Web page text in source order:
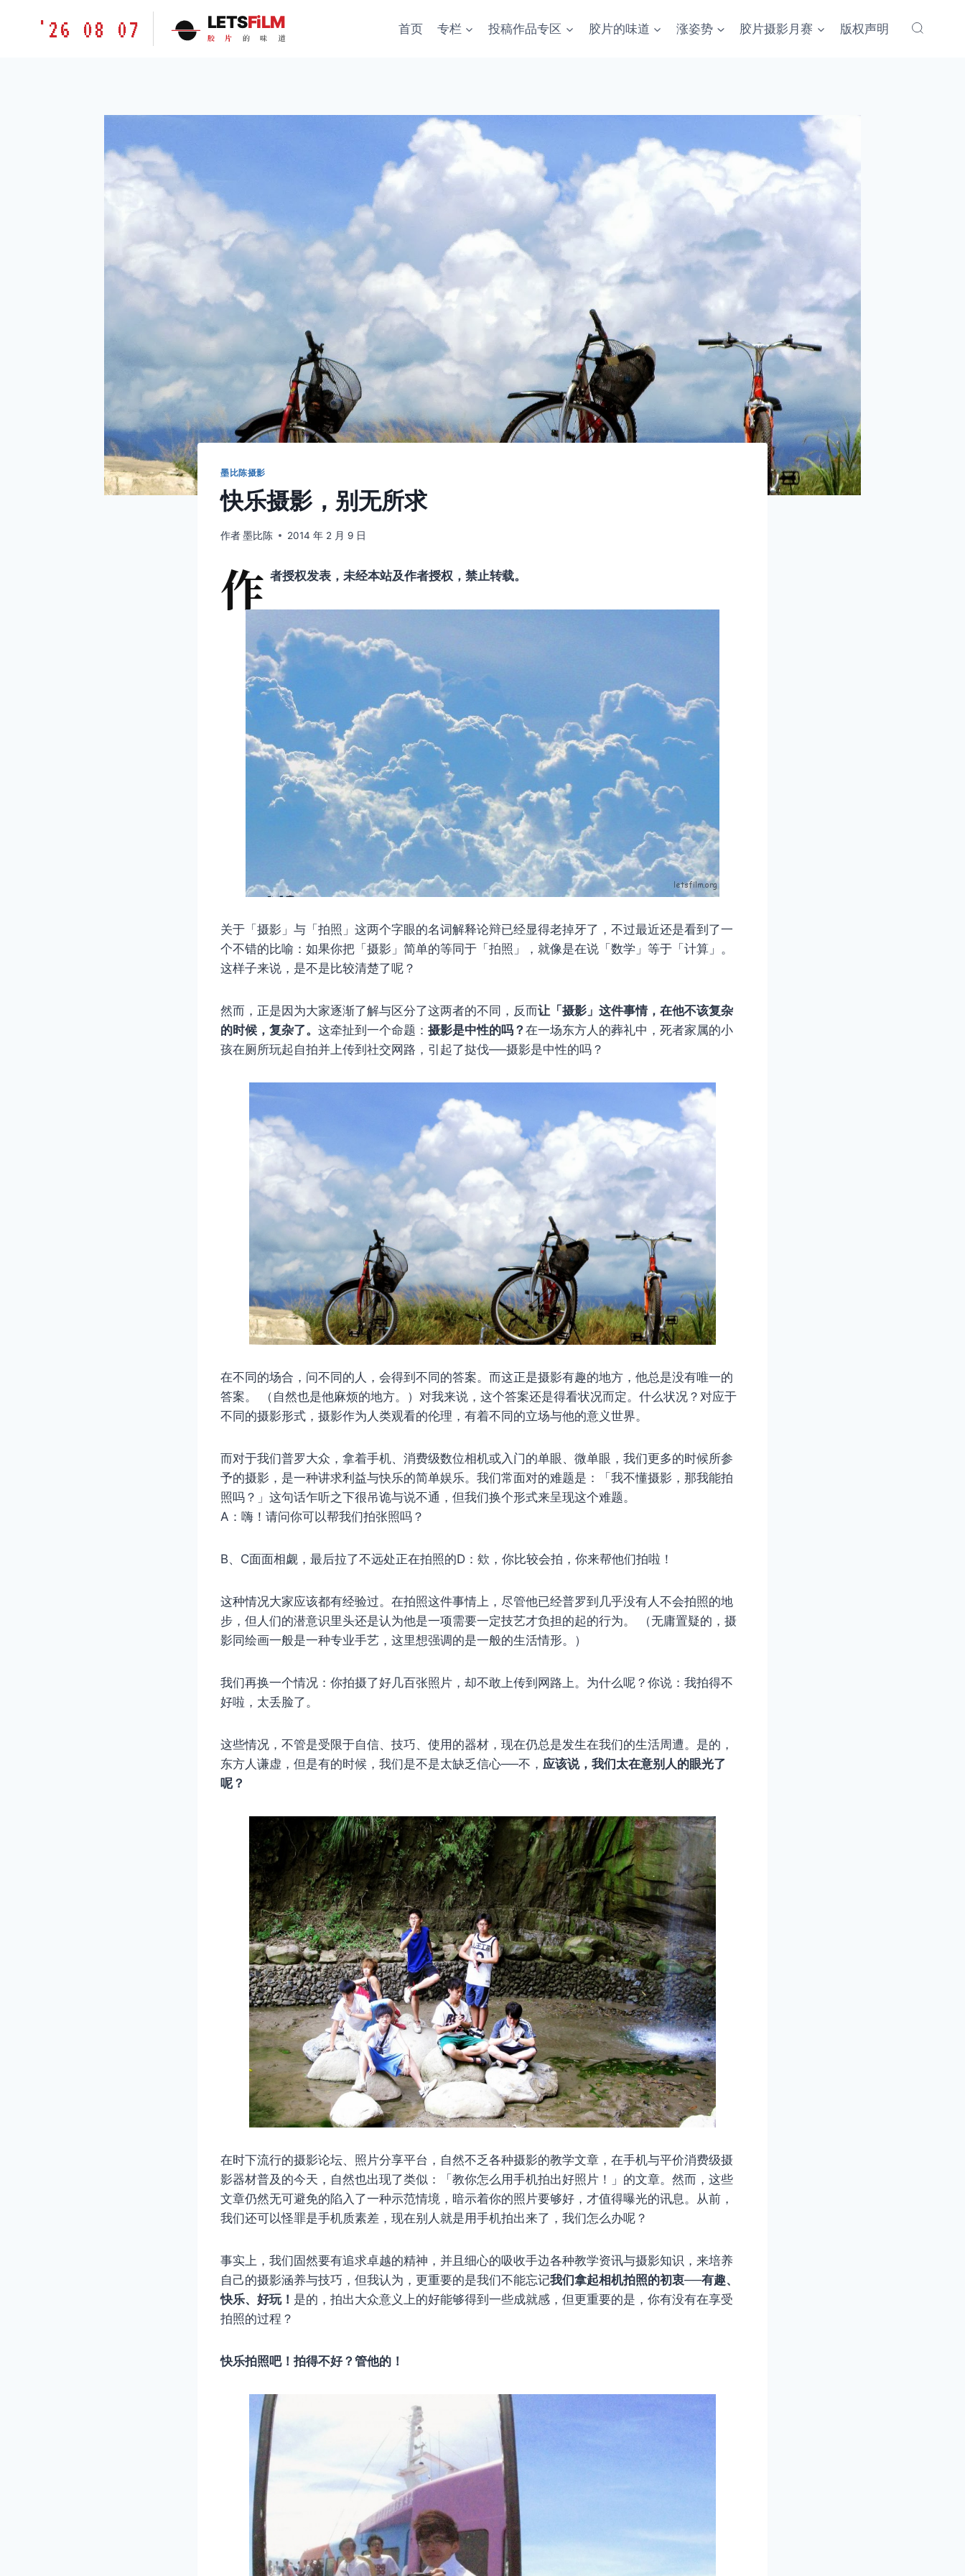
胶'26 08 07 LETSFiLM
胶 片 的 味 道
首页 专栏 投稿作品专区 胶片的味道 涨姿势 胶片摄影月赛 版权声明
墨比陈摄影
快乐摄影，别无所求
作者墨比陈 2014 年 2 月 9 日
作 者授权发表，未经本站及作者授权，禁止转载。
关于「摄影」与「拍照」这两个字眼的名词解释论辩已经显得老掉牙了，不过最近还是看到了一
个不错的比喻：如果你把「摄影」简单的等同于「拍照」，就像是在说「数学」等于「计算」。
这样子来说，是不是比较清楚了呢？
然而，正是因为大家逐渐了解与区分了这两者的不同，反而让「摄影」这件事情，在他不该复杂
的时候，复杂了。 这牵扯到一个命题： 摄影是中性的吗？ 在一场东方人的葬礼中，死者家属的小
孩在厕所玩起自拍并上传到社交网路，引起了挞伐──摄影是中性的吗？
在不同的场合，问不同的人，会得到不同的答案。而这正是摄影有趣的地方，他总是没有唯一的
答案。 （自然也是他麻烦的地方。）对我来说，这个答案还是得看状况而定。什么状况？对应于
不同的摄影形式，摄影作为人类观看的伦理，有着不同的立场与他的意义世界。
而对于我们普罗大众，拿着手机、消费级数位相机或入门的单眼、微单眼，我们更多的时候所参
予的摄影，是一种讲求利益与快乐的简单娱乐。我们常面对的难题是：「我不懂摄影，那我能拍
照吗？」这句话乍听之下很吊诡与说不通，但我们换个形式来呈现这个难题。
A：嗨！请问你可以帮我们拍张照吗？
B、​​C面面相觑，最后拉了不远处正在拍照的D：欸，你比较会拍，你来帮他们拍啦！
这种情况大家应该都有经验过。在拍照这件事情上，尽管他已经普罗到几乎没有人不会拍照的地
步，但人们的潜意识里头还是认为他是一项需要一定技艺才负担的起的行为。 （无庸置疑的，摄
影同绘画一般是一种专业手艺，这里想强调的是一般的生活情形。）
我们再换一个情况：你拍摄了好几百张照片，却不敢上传到网路上。为什么呢？你说：我拍得不
好啦，太丢脸了。
这些情况，不管是受限于自信、技巧、使用的器材，现在仍总是发生在我们的生活周遭。是的，
东方人谦虚，但是有的时候，我们是不是太缺乏信心──不， 应该说，我们太在意别人的眼光了
呢？
在时下流行的摄影论坛、照片分享平台，自然不乏各种摄影的教学文章，在手机与平价消费级摄
影器材普及的今天，自然也出现了类似：「教你怎么用手机拍出好照片！」的文章。然而，这些
文章仍然无可避免的陷入了一种示范情境，暗示着你的照片要够好，才值得曝光的讯息。从前，
我们还可以怪罪是手机质素差，现在别人就是用手机拍出来了，我们怎么办呢？
事实上，我们固然要有追求卓越的精神，并且细心的吸收手边各种教学资讯与摄影知识，来培养
自己的摄影涵养与技巧，但我认为，更重要的是我们不能忘记我们拿起相机拍照的初衷──有趣、
快乐、好玩！ 是的，拍出大众意义上的好能够得到一些成就感，但更重要的是，你有没有在享受
拍照的过程？
快乐拍照吧！拍得不好？管他的！